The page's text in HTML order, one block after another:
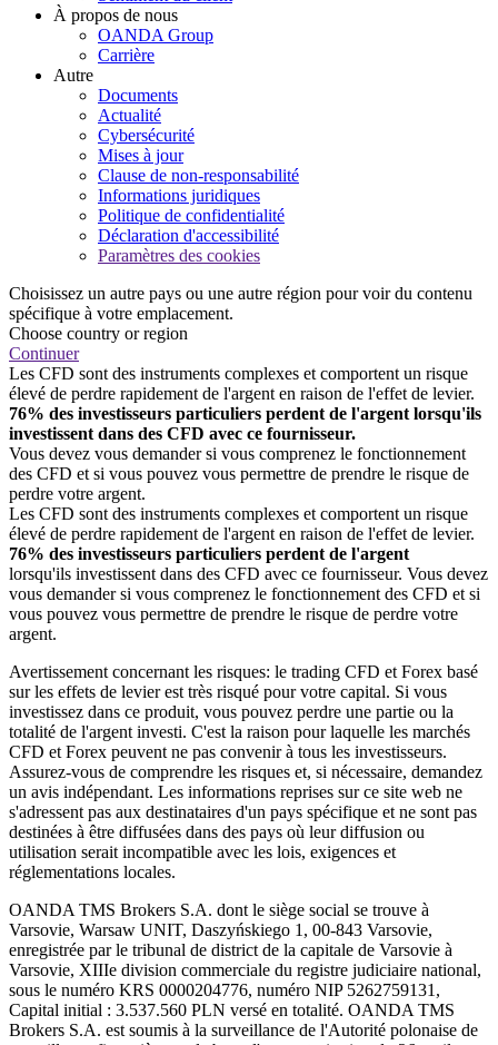
À propos de nous
OANDA Group
Carrière
Autre
Documents
Actualité
Cybersécurité
Mises à jour
Clause de non-responsabilité
Informations juridiques
Politique de confidentialité
Déclaration d'accessibilité
Paramètres des cookies
Choisissez un autre pays ou une autre région pour voir du contenu
spécifique à votre emplacement.
Choose country or region
Continuer
Les CFD sont des instruments complexes et comportent un risque
élevé de perdre rapidement de l'argent en raison de l'effet de levier.
76% des investisseurs particuliers perdent de l'argent lorsqu'ils
investissent dans des CFD avec ce fournisseur.
Vous devez vous demander si vous comprenez le fonctionnement
des CFD et si vous pouvez vous permettre de prendre le risque de
perdre votre argent.
Les CFD sont des instruments complexes et comportent un risque
élevé de perdre rapidement de l'argent en raison de l'effet de levier.
76% des investisseurs particuliers perdent de l'argent
lorsqu'ils investissent dans des CFD avec ce fournisseur. Vous devez
vous demander si vous comprenez le fonctionnement des CFD et si
vous pouvez vous permettre de prendre le risque de perdre votre
argent.
Avertissement concernant les risques: le trading CFD et Forex basé
sur les effets de levier est très risqué pour votre capital. Si vous
investissez dans ce produit, vous pouvez perdre une partie ou la
totalité de l'argent investi. C'est la raison pour laquelle les marchés
CFD et Forex peuvent ne pas convenir à tous les investisseurs.
Assurez-vous de comprendre les risques et, si nécessaire, demandez
un avis indépendant. Les informations reprises sur ce site web ne
s'adressent pas aux destinataires d'un pays spécifique et ne sont pas
destinées à être diffusées dans des pays où leur diffusion ou
utilisation serait incompatible avec les lois, exigences et
réglementations locales.
OANDA TMS Brokers S.A. dont le siège social se trouve à
Varsovie, Warsaw UNIT, Daszyńskiego 1, 00-843 Varsovie,
enregistrée par le tribunal de district de la capitale de Varsovie à
Varsovie, XIIIe division commerciale du registre judiciaire national,
sous le numéro KRS 0000204776, numéro NIP 5262759131,
Capital initial : 3.537.560 PLN versé en totalité. OANDA TMS
Brokers S.A. est soumis à la surveillance de l'Autorité polonaise de